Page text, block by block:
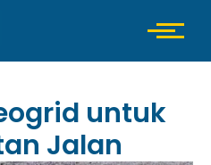
untuk
Jalan